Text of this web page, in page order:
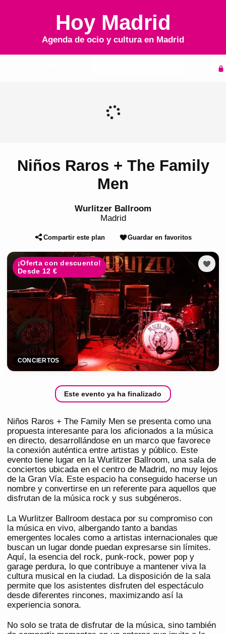
Hoy Madrid
Agenda de ocio y cultura en Madrid
Niños Raros + The Family
Men
Wurlitzer Ballroom
Madrid
Compartir este plan Guardar en favoritos
¡Oferta con descuento!
Desde 12 €
CONCIERTOS
Este evento ya ha finalizado
Niños Raros + The Family Men se presenta como una
propuesta interesante para los aficionados a la música
en directo, desarrollándose en un marco que favorece
la conexión auténtica entre artistas y público. Este
evento tiene lugar en la Wurlitzer Ballroom, una sala de
conciertos ubicada en el centro de Madrid, no muy lejos
de la Gran Vía. Este espacio ha conseguido hacerse un
nombre y convertirse en un referente para aquellos que
disfrutan de la música rock y sus subgéneros.
La Wurlitzer Ballroom destaca por su compromiso con
la música en vivo, albergando tanto a bandas
emergentes locales como a artistas internacionales que
buscan un lugar donde puedan expresarse sin límites.
Aquí, la esencia del rock, punk-rock, power pop y
garage perdura, lo que contribuye a mantener viva la
cultura musical en la ciudad. La disposición de la sala
permite que los asistentes disfruten del espectáculo
desde diferentes rincones, maximizando así la
experiencia sonora.
No solo se trata de disfrutar de la música, sino también